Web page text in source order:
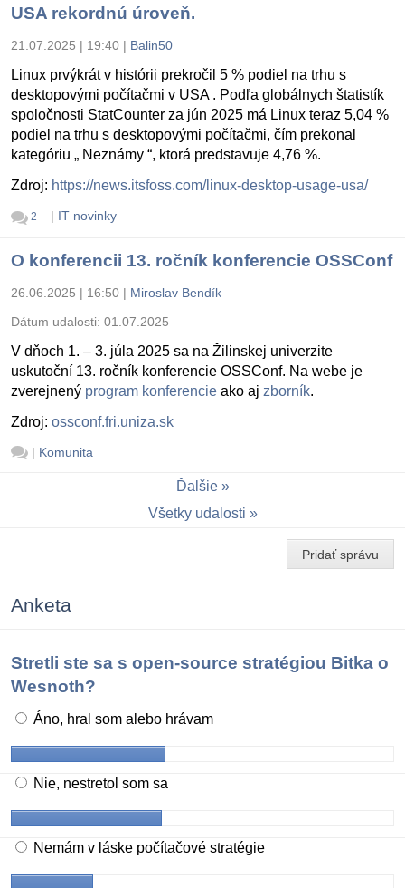
USA rekordnú úroveň.
21.07.2025 | 19:40 | Balin50
Linux prvýkrát v histórii prekročil 5 % podiel na trhu s
desktopovými počítačmi v USA . Podľa globálnych štatistík
spoločnosti StatCounter za jún 2025 má Linux teraz 5,04 %
podiel na trhu s desktopovými počítačmi, čím prekonal
kategóriu „ Neznámy “, ktorá predstavuje 4,76 %.
Zdroj: https://news.itsfoss.com/linux-desktop-usage-usa/
2 | IT novinky
O konferencii 13. ročník konferencie OSSConf
26.06.2025 | 16:50 | Miroslav Bendík
Dátum udalosti: 01.07.2025
V dňoch 1. – 3. júla 2025 sa na Žilinskej univerzite
uskutoční 13. ročník konferencie OSSConf. Na webe je
zverejnený program konferencie ako aj zborník.
Zdroj: ossconf.fri.uniza.sk
| Komunita
Ďalšie
Všetky udalosti
Pridať správu
Anketa
Stretli ste sa s open-source stratégiou Bitka o
Wesnoth?
Áno, hral som alebo hrávam
Nie, nestretol som sa
Nemám v láske počítačové stratégie